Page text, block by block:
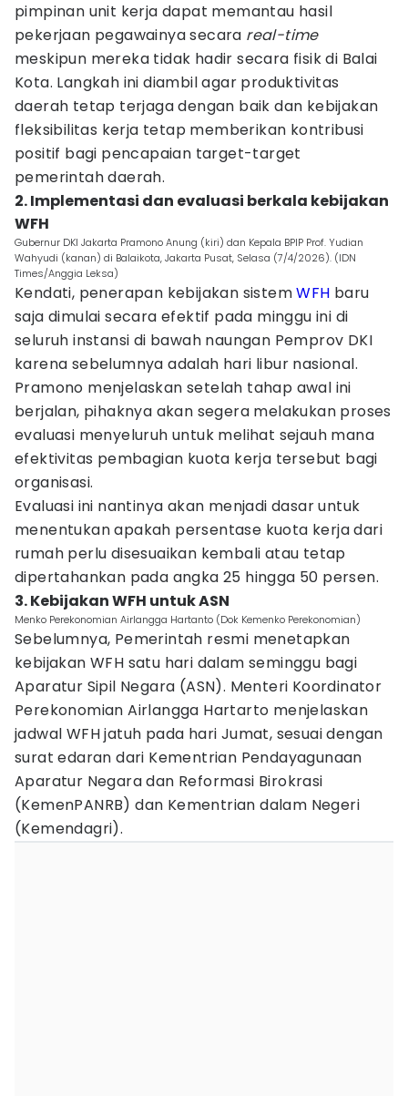
pimpinan unit kerja dapat memantau hasil
pekerjaan pegawainya secara real-time
meskipun mereka tidak hadir secara fisik di Balai
Kota. Langkah ini diambil agar produktivitas
daerah tetap terjaga dengan baik dan kebijakan
fleksibilitas kerja tetap memberikan kontribusi
positif bagi pencapaian target-target
pemerintah daerah.
2. Implementasi dan evaluasi berkala kebijakan
WFH
Gubernur DKI Jakarta Pramono Anung (kiri) dan Kepala BPIP Prof. Yudian
Wahyudi (kanan) di Balaikota, Jakarta Pusat, Selasa (7/4/2026). (IDN
Times/Anggia Leksa)
Kendati, penerapan kebijakan sistemWFH baru
saja dimulai secara efektif pada minggu ini di
seluruh instansi di bawah naungan Pemprov DKI
karena sebelumnya adalah hari libur nasional.
Pramono menjelaskan setelah tahap awal ini
berjalan, pihaknya akan segera melakukan proses
evaluasi menyeluruh untuk melihat sejauh mana
efektivitas pembagian kuota kerja tersebut bagi
organisasi.
Evaluasi ini nantinya akan menjadi dasar untuk
menentukan apakah persentase kuota kerja dari
rumah perlu disesuaikan kembali atau tetap
dipertahankan pada angka 25 hingga 50 persen.
3. Kebijakan WFH untuk ASN
Menko Perekonomian Airlangga Hartanto (Dok Kemenko Perekonomian)
Sebelumnya, Pemerintah resmi menetapkan
kebijakan WFH satu hari dalam seminggu bagi
Aparatur Sipil Negara (ASN). Menteri Koordinator
Perekonomian Airlangga Hartarto menjelaskan
jadwal WFH jatuh pada hari Jumat, sesuai dengan
surat edaran dari Kementrian Pendayagunaan
Aparatur Negara dan Reformasi Birokrasi
(KemenPANRB) dan Kementrian dalam Negeri
(Kemendagri).